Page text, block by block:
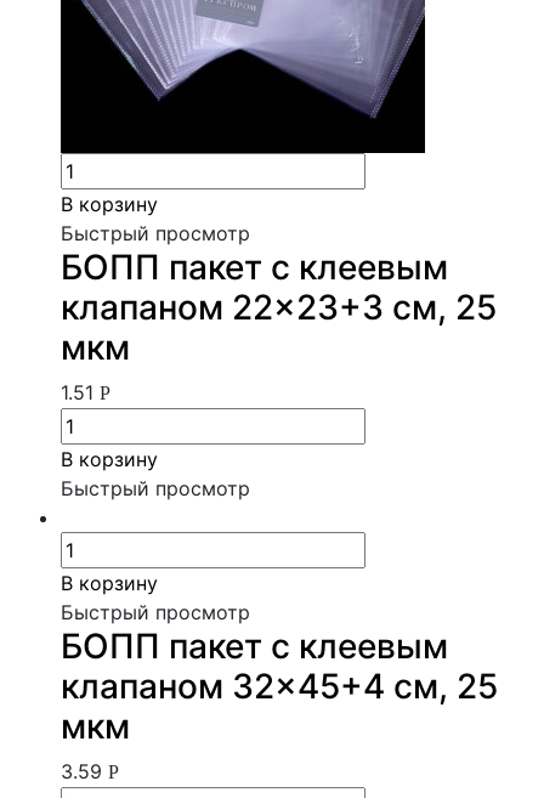
В корзину
Быстрый просмотр
БОПП пакет с клеевым
клапаном 22×23+3 см, 25
мкм
1.51 Р
В корзину
Быстрый просмотр
В корзину
Быстрый просмотр
БОПП пакет с клеевым
клапаном 32×45+4 см, 25
мкм
3.59 Р